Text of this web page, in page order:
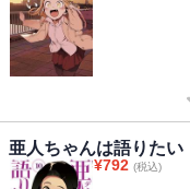
亜人ちゃんは語りたい
¥792 (税込)